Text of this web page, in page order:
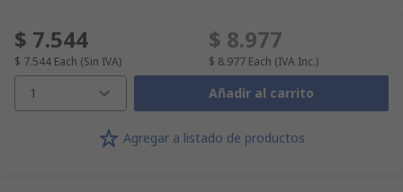
$ 7.544
$ 7.544 Each (Sin IVA)
$ 8.977
$ 8.977 Each (IVA Inc.)
1 Añadir al carrito
Agregar a listado de productos